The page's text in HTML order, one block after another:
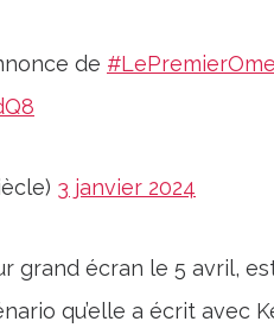
de
3 janvier 2024
grand écran le 5 avril,
qu’elle a écrit avec